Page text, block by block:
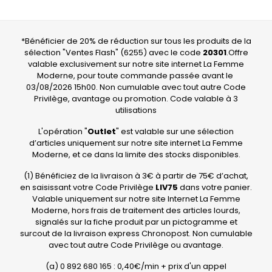
*Bénéficier de 20% de réduction sur tous les produits de la
sélection "Ventes Flash" (6255) avec le code 20301.Offre
valable exclusivement sur notre site internet La Femme
Moderne, pour toute commande passée avant le
03/08/2026 15h00. Non cumulable avec tout autre Code
Privilège, avantage ou promotion. Code valable à 3
utilisations
L'opération "Outlet" est valable sur une sélection
d’articles uniquement sur notre site internet La Femme
Moderne, et ce dans la limite des stocks disponibles.
(1) Bénéficiez de la livraison à 3€ à partir de 75€ d’achat,
en saisissant votre Code Privilège LIV75 dans votre panier.
Valable uniquement sur notre site Internet La Femme
Moderne, hors frais de traitement des articles lourds,
signalés sur la fiche produit par un pictogramme et
surcout de la livraison express Chronopost. Non cumulable
avec tout autre Code Privilège ou avantage.
(a) 0 892 680 165 : 0,40€/min + prix d'un appel